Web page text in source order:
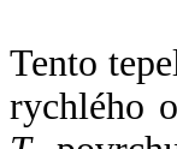
Tento
rychlého